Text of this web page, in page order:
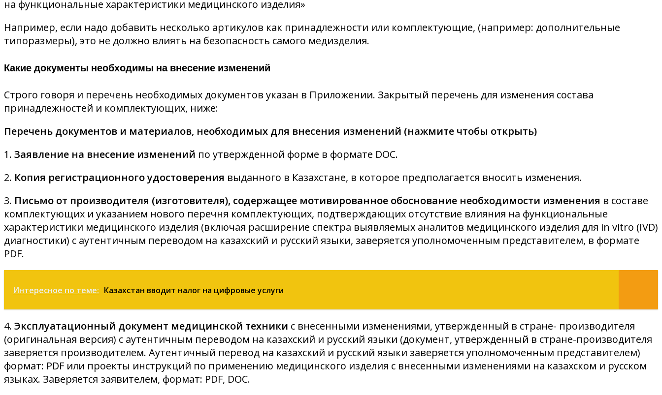
на функциональные характеристики медицинского изделия»
Например, если надо добавить несколько артикулов как принадлежности или комплектующие, (например: дополнительные
типоразмеры), это не должно влиять на безопасность самого медизделия.
Какие документы необходимы на внесение изменений
Строго говоря и перечень необходимых документов указан в Приложении. Закрытый перечень для изменения состава
принадлежностей и комплектующих, ниже:
Перечень документов и материалов, необходимых для внесения изменений (нажмите чтобы открыть)
1. Заявление на внесение изменений по утвержденной форме в формате DOC.
2. Копия регистрационного удостоверения выданного в Казахстане, в которое предполагается вносить изменения.
3. Письмо от производителя (изготовителя), содержащее мотивированное обоснование необходимости изменения в составе
комплектующих и указанием нового перечня комплектующих, подтверждающих отсутствие влияния на функциональные
характеристики медицинского изделия (включая расширение спектра выявляемых аналитов медицинского изделия для in vitro (IVD)
диагностики) c аутентичным переводом на казахский и русский языки, заверяется уполномоченным представителем, в формате
PDF.
Интересное по теме: Казахстан вводит налог на цифровые услуги
4. Эксплуатационный документ медицинской техники с внесенными изменениями, утвержденный в стране- производителя
(оригинальная версия) с аутентичным переводом на казахский и русский языки (документ, утвержденный в стране-производителя
заверяется производителем. Аутентичный перевод на казахский и русский языки заверяется уполномоченным представителем)
формат: PDF или проекты инструкций по применению медицинского изделия с внесенными изменениями на казахском и русском
языках. Заверяется заявителем, формат: PDF, DOC.